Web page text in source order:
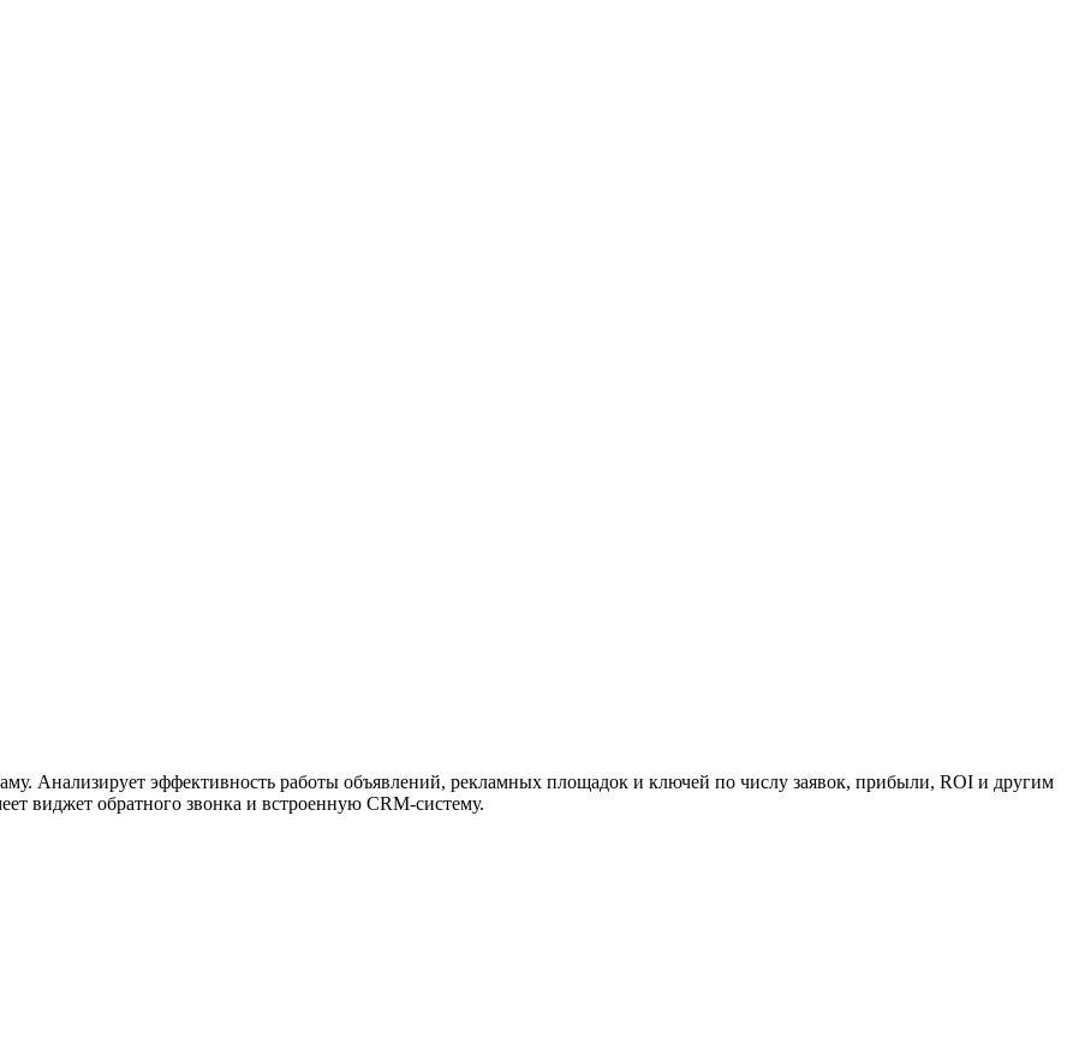
Анализирует эффективность работы объявлений, рекламных площадок и ключей по числу заявок, прибыли, ROI и другим
виджет обратного звонка и встроенную CRM-систему.